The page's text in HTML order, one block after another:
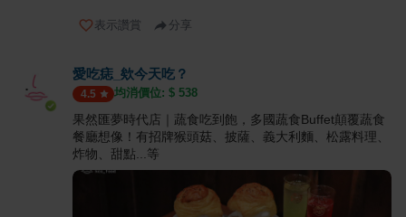
表示讚賞 分享
愛吃痣_欸今天吃？
4.5 均消價位: $ 538
果然匯夢時代店｜蔬食吃到飽，多國蔬食Buffet顛覆蔬食
餐廳想像！有招牌猴頭菇、披薩、義大利麵、松露料理、
炸物、甜點...等